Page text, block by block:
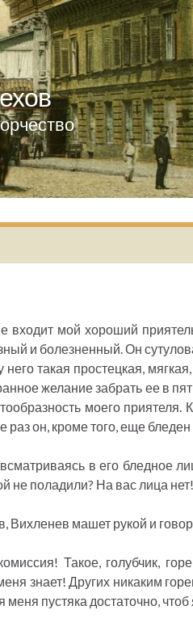
входит мой хороший
и болезненный. Он
такая простецкая,
желание забрать ее в
моего приятеля.
раз он, кроме того, еще
в его бледное
не поладили? На вас лица нет!
машет рукой и
Такое, голубчик,
знает! Других никаким
пустяка достаточно,